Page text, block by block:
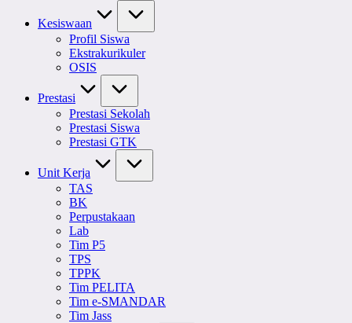
Kesiswaan
Profil Siswa
Ekstrakurikuler
OSIS
Prestasi
Prestasi Sekolah
Prestasi Siswa
Prestasi GTK
Unit Kerja
TAS
BK
Perpustakaan
Lab
Tim P5
TPS
TPPK
Tim PELITA
Tim e-SMANDAR
Tim Jass